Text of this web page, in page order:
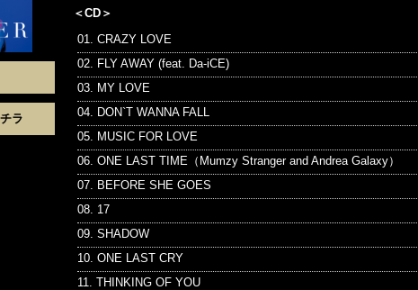
ラ
＜CD＞
01. CRAZY LOVE
02. FLY AWAY (feat. Da-iCE)
03. MY LOVE
04. DON`T WANNA FALL
05. MUSIC FOR LOVE
06. ONE LAST TIME（Mumzy Stranger and Andrea Galaxy）
07. BEFORE SHE GOES
08. 17
09. SHADOW
10. ONE LAST CRY
11. THINKING OF YOU